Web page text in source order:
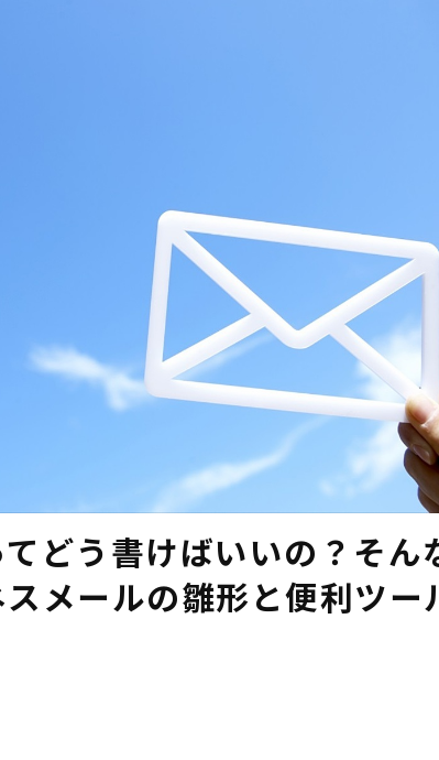
どう書けばいいの？そん
メールの雛形と便利ツー